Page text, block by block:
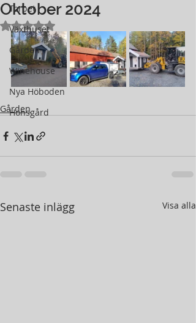
Torpet
Växthuset
Gården
Winehouse
Nya Höboden
Hönsgård
Oktober 2024
Betygsatt till NaN av 5 stjärnor.
Gården
Senaste inlägg Visa alla